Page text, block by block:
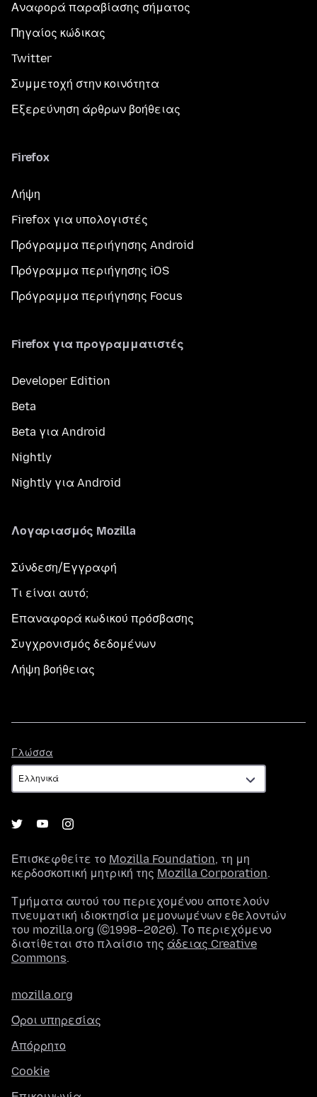
Αναφορά παραβίασης σήματος
Πηγαίος κώδικας
Twitter
Συμμετοχή στην κοινότητα
Εξερεύνηση άρθρων βοήθειας
Firefox
Λήψη
Firefox για υπολογιστές
Πρόγραμμα περιήγησης Android
Πρόγραμμα περιήγησης iOS
Πρόγραμμα περιήγησης Focus
Firefox για προγραμματιστές
Developer Edition
Beta
Beta για Android
Nightly
Nightly για Android
Λογαριασμός Mozilla
Σύνδεση/Εγγραφή
Τι είναι αυτό;
Επαναφορά κωδικού πρόσβασης
Συγχρονισμός δεδομένων
Λήψη βοήθειας
Γλώσσα
Επισκεφθείτε το Mozilla Foundation, τη μη
κερδοσκοπική μητρική της Mozilla Corporation.
Τμήματα αυτού του περιεχομένου αποτελούν
πνευματική ιδιοκτησία μεμονωμένων εθελοντών
του mozilla.org (©1998–2026). Το περιεχόμενο
διατίθεται στο πλαίσιο της άδειας Creative
Commons.
mozilla.org
Όροι υπηρεσίας
Απόρρητο
Cookie